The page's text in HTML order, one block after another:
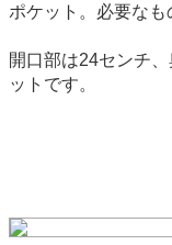
ポケット。必要なも
開口部は24センチ
ットです。